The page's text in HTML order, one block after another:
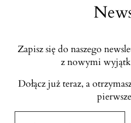
Zapisz się do naszego
z nowymi
Dołącz już teraz, a